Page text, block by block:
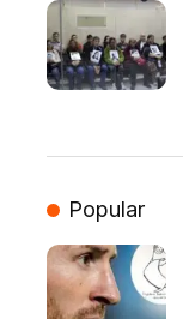
Popular